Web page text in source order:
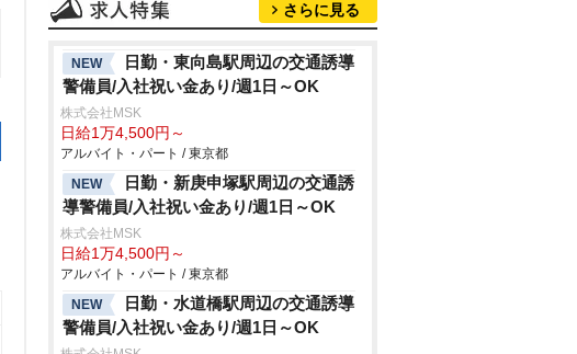
さらに見る
NEW
日勤・東向島駅周辺の交通誘導
警備員/入社祝い金あり/週1日～OK
株式会社MSK
日給1万4,500円～
アルバイト・パート / 東京都
NEW
日勤・新庚申塚駅周辺の交通誘
導警備員/入社祝い金あり/週1日～OK
株式会社MSK
日給1万4,500円～
アルバイト・パート / 東京都
NEW
日勤・水道橋駅周辺の交通誘導
警備員/入社祝い金あり/週1日～OK